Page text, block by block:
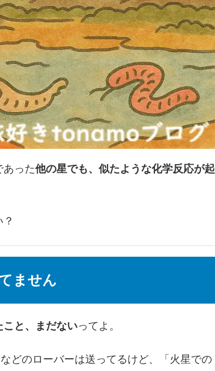
った他の星でも、似たような化学反応が起
ません
と、まだないってよ。
どのローバーは送ってるけど、「火星での